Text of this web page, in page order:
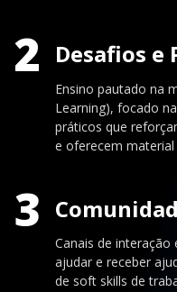
2 Desafios e
Ensino pautado na
Learning), focado
práticos que
e oferecem
3
Canais de
ajudar e receber
de soft skills de